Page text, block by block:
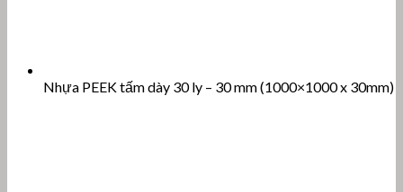
Nhựa PEEK tấm dày 30 ly – 30 mm (1000×1000 x 30mm)